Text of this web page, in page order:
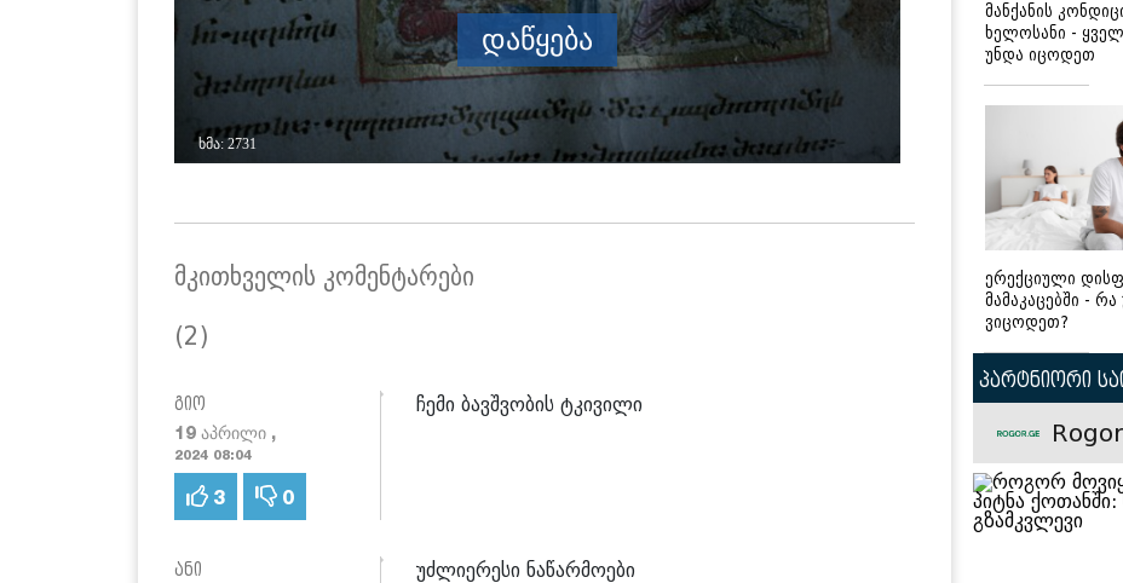
მკითხველის კომენტარები
(2)
გიო
19 აპრილი ,
2024 08:04
3 0
ჩემი ბავშვობის ტკივილი
ანი უძლიერესი ნაწარმოები
მანქანის
ხელოსანი -
უნდა იცოდეთ
ერექციული
მამაკაცებში - რა
ვიცოდეთ?
პარტნიორი